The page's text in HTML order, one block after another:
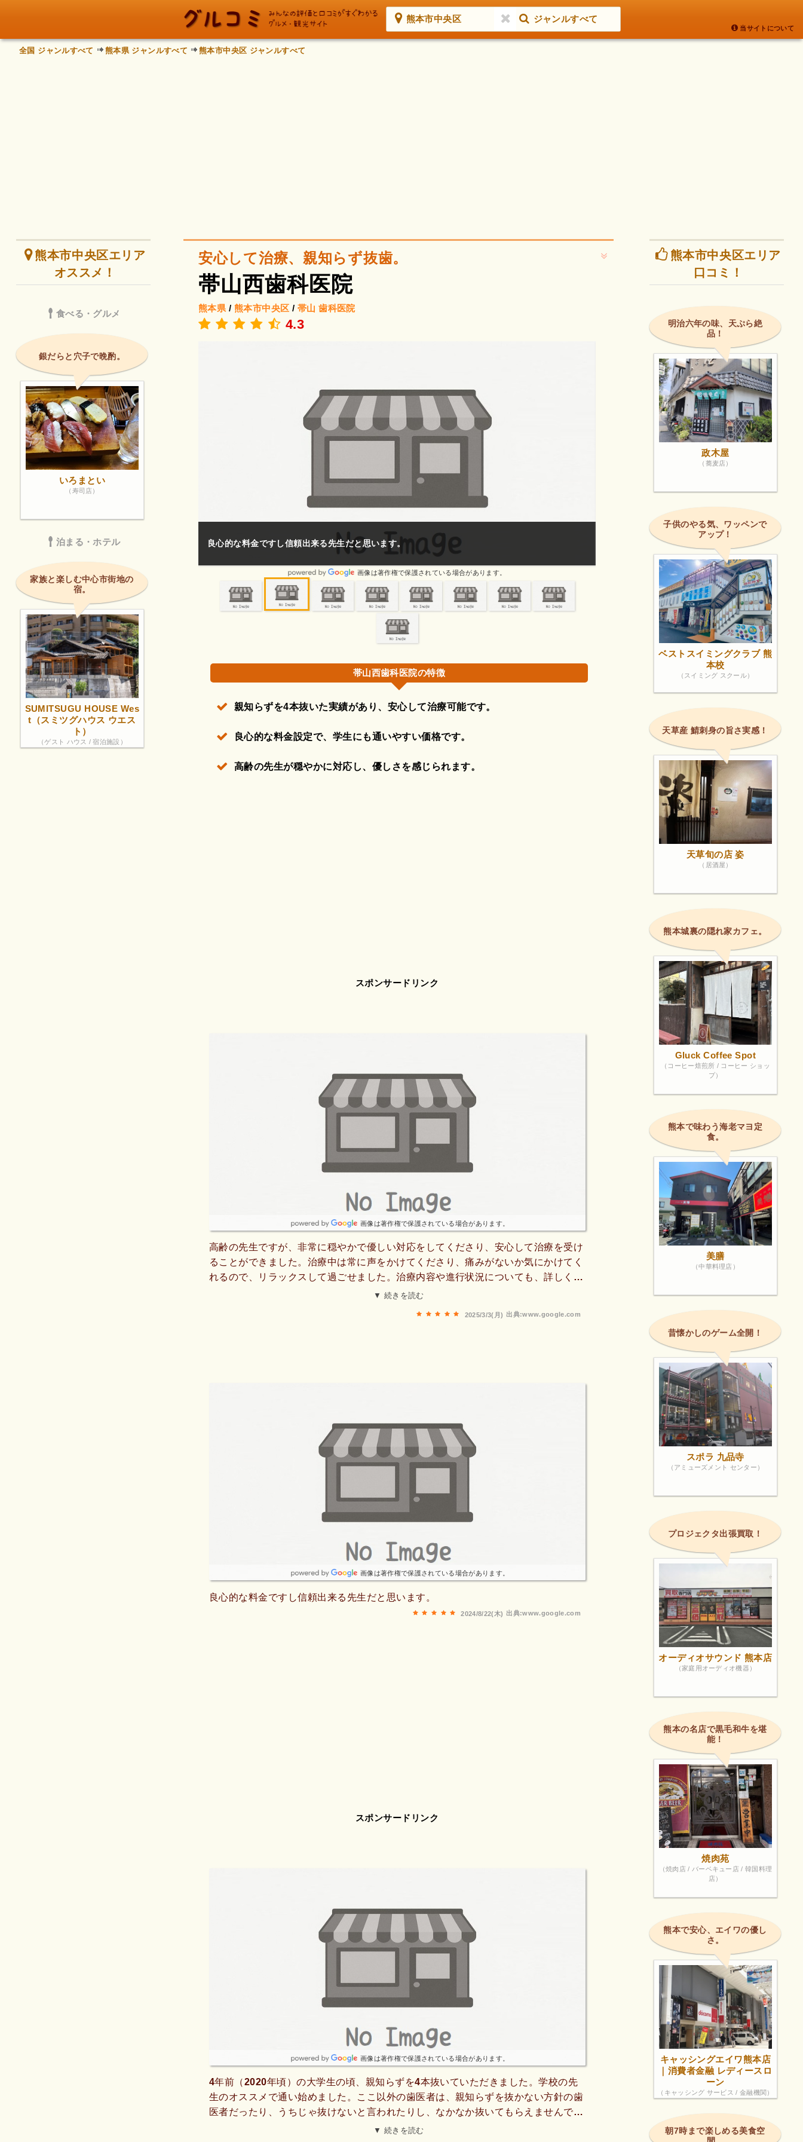
熊本市中央区 ジャンルすべて
当サイトについて
全国 ジャンルすべて 熊本県 ジャンルすべて 熊本市中央区 ジャンルすべて
安心して治療、親知らず抜歯。
帯山西歯科医院
熊本県 / 熊本市中央区 / 帯山 歯科医院
4.3
保護されている場合があります。
親知らずを4本抜いていただきました。
画像は著作権で保護されている場合があります。
安心して治療を受けることができました。
画像は著作権
帯山西歯科医院の特徴
親知らずを4本抜いた実績があり、安心して治療可能です。
良心的な料金設定で、学生にも通いやすい価格です。
高齢の先生が穏やかに対応し、優しさを感じられます。
スポンサードリンク
画像は著作権で保護されている場合があります。
高齢の先生ですが、非常に穏やかで優しい対応をしてくださり、安心して治療を受け
ることができました。治療中は常に声をかけてくださり、痛みがないか気にかけてく
れるので、リラックスして過ごせました。治療内容や進行状況についても、詳しくわ
かりやすく説明していただき、納得して治療を受けられました。医院内はとても清潔
ほとんどなく、昔から経験豊富な先生ならではの技術を感じました。また、予約通り
▼ 続きを読む
出典:www.google.com
2025/3/3(月)
画像は著作権で保護されている場合があります。
良心的な料金ですし信頼出来る先生だと思います。
出典:www.google.com
2024/8/22(木)
スポンサードリンク
画像は著作権で保護されている場合があります。
4年前（2020年頃）の大学生の頃、親知らずを4本抜いていただきました。学校の先
生のオススメで通い始めました。ここ以外の歯医者は、親知らずを抜かない方針の歯
医者だったり、うちじゃ抜けないと言われたりし、なかなか抜いてもらえませんでし
た。3rdオピニオンでやっと抜いてもらえる歯医者が見つかりました。親知らずの麻
▼ 続きを読む
熊本市中央区エリア
オススメ！
食べる・グルメ
銀だらと穴子で晩酌。
いろまとい
（寿司店）
泊まる・ホテル
家族と楽しむ中心市街地の
宿。
SUMITSUGU HOUSE Wes
t（スミツグハウス ウエス
ト）
（ゲスト ハウス / 宿泊施設）
熊本市中央区エリア
口コミ！
明治六年の味、天ぷら絶
品！
政木屋
（蕎麦店）
子供のやる気、ワッペンで
アップ！
ベストスイミングクラブ 熊
本校
（スイミング スクール）
天草産 鯖刺身の旨さ実感！
天草旬の店 姿
（居酒屋）
熊本城裏の隠れ家カフェ。
Gluck Coffee Spot
（コーヒー焙煎所 / コーヒー ショッ
プ）
熊本で味わう海老マヨ定
食。
美膳
（中華料理店）
昔懐かしのゲーム全開！
スポラ 九品寺
（アミューズメント センター）
プロジェクタ出張買取！
オーディオサウンド 熊本店
（家庭用オーディオ機器）
熊本の名店で黒毛和牛を堪
能！
焼肉苑
（焼肉店 / バーベキュー店 / 韓国料理
店）
熊本で安心、エイワの優し
さ。
キャッシングエイワ熊本店
｜消費者金融 レディースロ
ーン
（キャッシング サービス / 金融機関）
朝7時まで楽しめる美食空